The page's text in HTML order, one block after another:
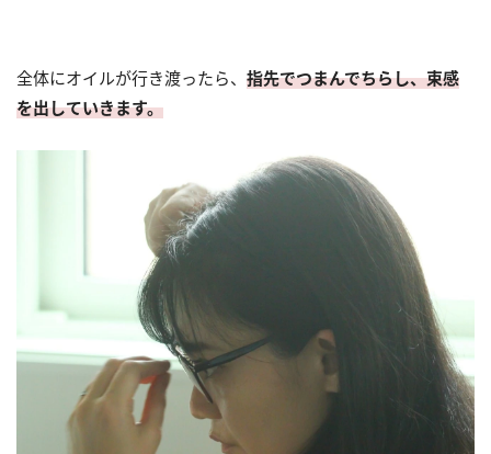
全体にオイルが行き渡ったら、 指先でつまんでちらし、束感
を出していきます。